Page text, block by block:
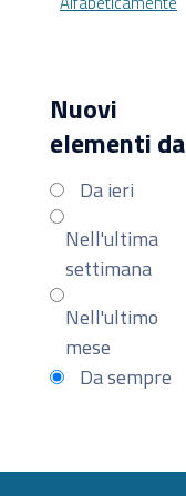
Nuovi
elementi da
Da ieri
Nell'ultima
settimana
Nell'ultimo
mese
Da sempre